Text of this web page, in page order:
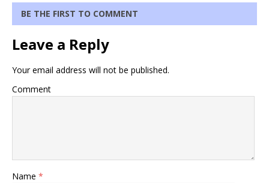
BE THE FIRST TO COMMENT
Leave a Reply
Your email address will not be published.
Comment
Name *